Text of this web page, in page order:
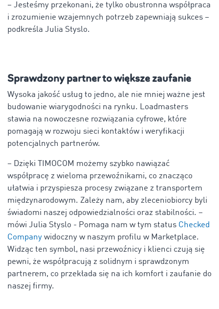
– Jesteśmy przekonani, że tylko obustronna współpraca
i zrozumienie wzajemnych potrzeb zapewniają sukces –
podkreśla Julia Styslo.
Sprawdzony partner to większe zaufanie
Wysoka jakość usług to jedno, ale nie mniej ważne jest
budowanie wiarygodności na rynku. Loadmasters
stawia na nowoczesne rozwiązania cyfrowe, które
pomagają w rozwoju sieci kontaktów i weryfikacji
potencjalnych partnerów.
– Dzięki TIMOCOM możemy szybko nawiązać
współpracę z wieloma przewoźnikami, co znacząco
ułatwia i przyspiesza procesy związane z transportem
międzynarodowym. Zależy nam, aby zleceniobiorcy byli
świadomi naszej odpowiedzialności oraz stabilności. –
mówi Julia Styslo - Pomaga nam w tym status Checked
Company widoczny w naszym profilu w Marketplace.
Widząc ten symbol, nasi przewoźnicy i klienci czują się
pewni, że współpracują z solidnym i sprawdzonym
partnerem, co przekłada się na ich komfort i zaufanie do
naszej firmy.